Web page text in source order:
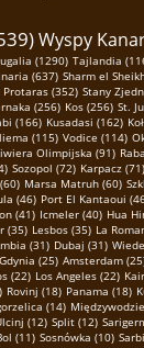
Wyspy
(1290) Tajlandia
(637) Sharm el
Protaras (352) Stany
(256) Kos (256) St.
(166) Kusadasi (162)
(115) Vodice (114)
Olimpijska (91)
Sozopol (72) Karpacz (71)
Marsa Matruh (60)
(46) Port El Kantaoui
(41) Icmeler (40) Hua
(35) Lesbos (35) La
(31) Dubaj (31)
Gdynia (25) Amsterdam
(22) Los Angeles (22)
Rovinj (18) Panama (18)
(14)
(12) Split (12)
(11) Sosnówka (10)